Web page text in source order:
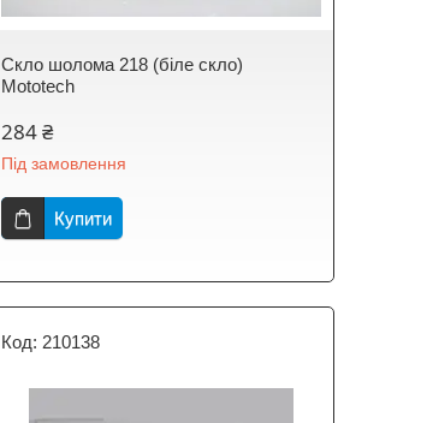
Скло шолома 218 (біле скло)
Mototech
284 ₴
Під замовлення
Купити
210138